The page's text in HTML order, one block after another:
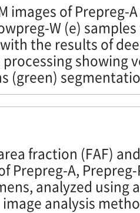
images of Prepreg-
W (e)
the results of
processing showing
(green)
fraction (FAF)
Prepreg-A,
analyzed using
image analysis